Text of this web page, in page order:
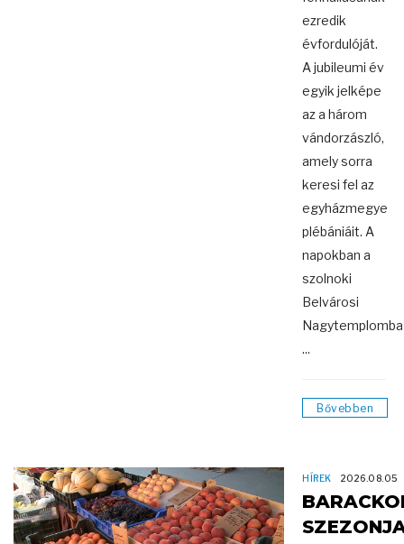
ezredik
évfordulóját.
A jubileumi év
egyik jelképe
az a három
vándorzászló,
amely sorra
keresi fel az
egyházmegye
plébániáit. A
napokban a
szolnoki
Belvárosi
Nagytemplomba
...
Bővebben
HÍREK 2026.08.05